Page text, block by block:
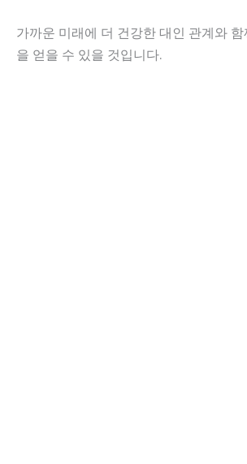
가까운 미래에 더 건강한 대인 관계와 함
을 얻을 수 있을 것입니다.